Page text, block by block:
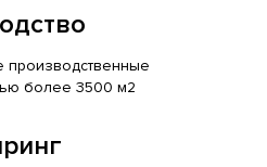
производственные
более 3500 м2